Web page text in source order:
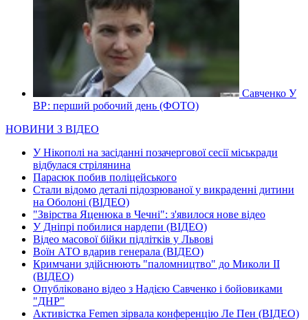
Савченко У
ВР: перший робочий день (ФОТО)
НОВИНИ З ВІДЕО
У Нікополі на засіданні позачергової сесії міськради
відбулася стрілянина
Парасюк побив поліцейського
Стали відомо деталі підозрюваної у викраденні дитини
на Оболоні (ВІДЕО)
"Звірства Яценюка в Чечні": з'явилося нове відео
У Дніпрі побилися нардепи (ВІДЕО)
Відео масової бійки підлітків у Львові
Воїн АТО вдарив генерала (ВІДЕО)
Кримчани здійснюють "паломництво" до Миколи ІІ
(ВІДЕО)
Опубліковано відео з Надією Савченко і бойовиками
"ДНР"
Активістка Femen зірвала конференцію Ле Пен (ВІДЕО)